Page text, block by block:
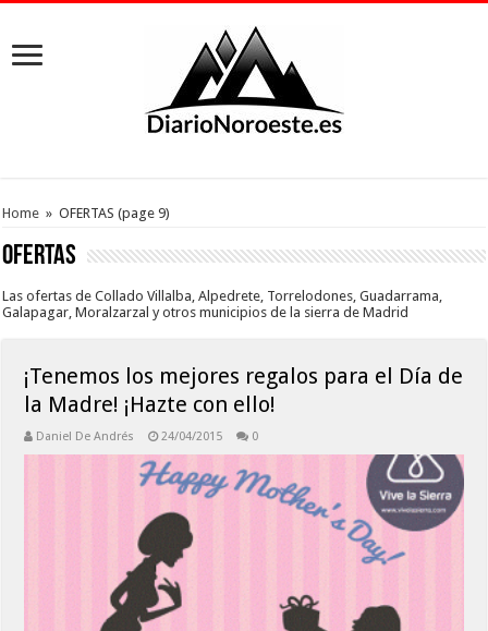
Home » OFERTAS (page 9)
OFERTAS
Las ofertas de Collado Villalba, Alpedrete, Torrelodones, Guadarrama,
Galapagar, Moralzarzal y otros municipios de la sierra de Madrid
¡Tenemos los mejores regalos para el Día de
la Madre! ¡Hazte con ello!
Daniel De Andrés 24/04/2015 0